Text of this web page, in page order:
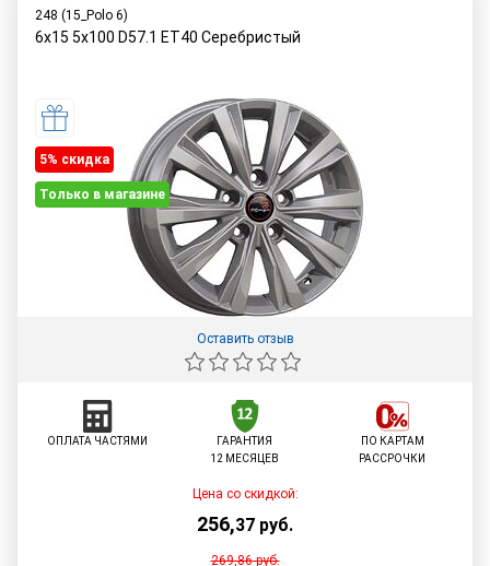
248 (15_Polo 6)
6x15 5x100 D57.1 ET40 Серебристый
5% cкидка
Только в магазине
Оставить отзыв
ОПЛАТА ЧАСТЯМИ
ГАРАНТИЯ
12 МЕСЯЦЕВ
ПО КАРТАМ
РАССРОЧКИ
Цена со скидкой:
256,37 руб.
269,86руб.